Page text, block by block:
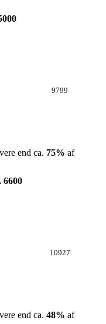
9799
end ca. 75% af
6600
10927
end ca. 48% af